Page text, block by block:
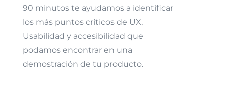
90 minutos te ayudamos a identificar
los más puntos críticos de UX,
Usabilidad y accesibilidad que
podamos encontrar en una
demostración de tu producto.